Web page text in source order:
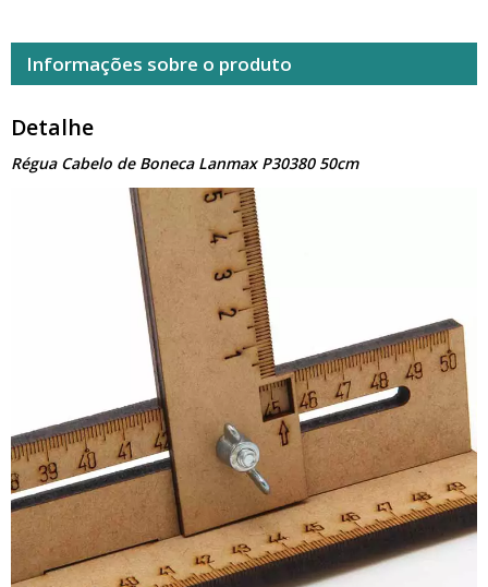
Informações sobre o produto
Detalhe
Régua Cabelo de Boneca Lanmax P30380 50cm